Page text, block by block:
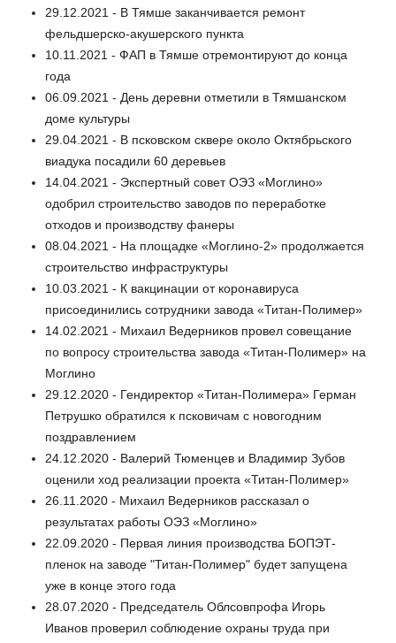
29.12.2021 - В Тямше заканчивается ремонт
фельдшерско-акушерского пункта
10.11.2021 - ФАП в Тямше отремонтируют до конца
года
06.09.2021 - День деревни отметили в Тямшанском
доме культуры
29.04.2021 - В псковском сквере около Октябрьского
виадука посадили 60 деревьев
14.04.2021 - Экспертный совет ОЭЗ «Моглино»
одобрил строительство заводов по переработке
отходов и производству фанеры
08.04.2021 - На площадке «Моглино-2» продолжается
строительство инфраструктуры
10.03.2021 - К вакцинации от коронавируса
присоединились сотрудники завода «Титан-Полимер»
14.02.2021 - Михаил Ведерников провел совещание
по вопросу строительства завода «Титан-Полимер» на
Моглино
29.12.2020 - Гендиректор «Титан-Полимера» Герман
Петрушко обратился к псковичам с новогодним
поздравлением
24.12.2020 - Валерий Тюменцев и Владимир Зубов
оценили ход реализации проекта «Титан-Полимер»
26.11.2020 - Михаил Ведерников рассказал о
результатах работы ОЭЗ «Моглино»
22.09.2020 - Первая линия производства БОПЭТ-
пленок на заводе "Титан-Полимер" будет запущена
уже в конце этого года
28.07.2020 - Председатель Облсовпрофа Игорь
Иванов проверил соблюдение охраны труда при